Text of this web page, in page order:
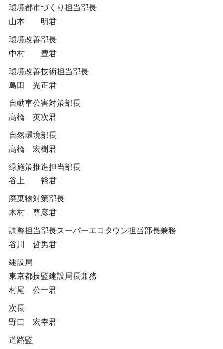
環境都市づくり担当部長
山本 明君
環境改善部長
中村 豊君
環境改善技術担当部長
島田 光正君
自動車公害対策部長
高橋 英次君
自然環境部長
高橋 宏樹君
緑施策推進担当部長
谷上 裕君
廃棄物対策部長
木村 尊彦君
調整担当部長スーパーエコタウン担当部長兼務
谷川 哲男君
建設局
東京都技監建設局長兼務
村尾 公一君
次長
野口 宏幸君
道路監